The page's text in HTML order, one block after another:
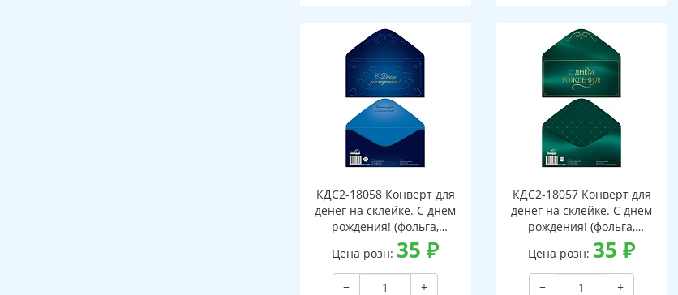
КДС2-18058 Конверт для
денег на склейке. С днем
рождения! (фольга,
мужской, вензеля)
Цена розн: 35₽
−
+
КДС2-18057 Конверт для
денег на склейке. С днем
рождения! (фольга,
мужской, текст)
Цена розн: 35₽
−
+